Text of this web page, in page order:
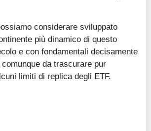
considerare sviluppato
più dinamico di questo
e con fondamentali decisamente
da trascurare pur
limiti di replica degli ETF.